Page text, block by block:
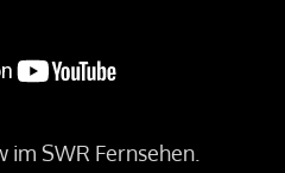
SWR Fernsehen.